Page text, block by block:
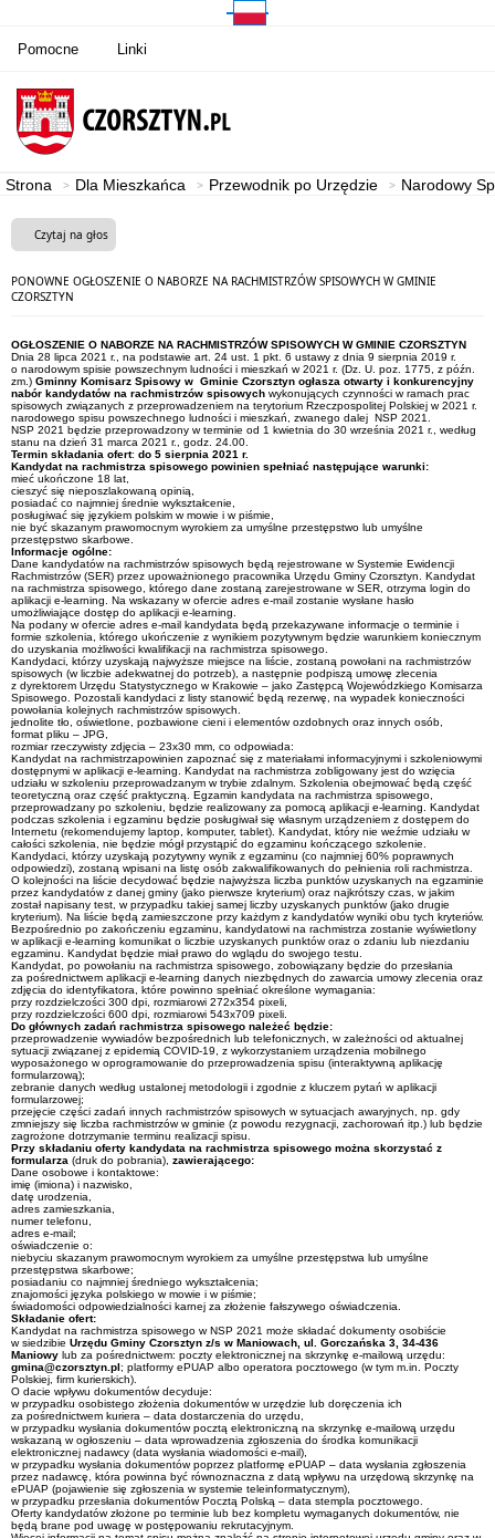
Pomocne Linki
Strona Dla Mieszkańca Przewodnik po Urzędzie Narodowy
Czytaj na głos
PONOWNE OGŁOSZENIE O NABORZE NA RACHMISTRZÓW SPISOWYCH W GMINIE
CZORSZTYN
OGŁOSZENIE O NABORZE NA RACHMISTRZÓW SPISOWYCH W GMINIE CZORSZTYN
Dnia 28 lipca 2021 r., na podstawie art. 24 ust. 1 pkt. 6 ustawy z dnia 9 sierpnia 2019 r.
o narodowym spisie powszechnym ludności i mieszkań w 2021 r. (Dz. U. poz. 1775, z późn.
zm.) Gminny Komisarz Spisowy w Gminie Czorsztyn ogłasza otwarty i konkurencyjny
nabór kandydatów na rachmistrzów spisowych wykonujących czynności w ramach prac
spisowych związanych z przeprowadzeniem na terytorium Rzeczpospolitej Polskiej w 2021 r.
narodowego spisu powszechnego ludności i mieszkań, zwanego dalej NSP 2021.
NSP 2021 będzie przeprowadzony w terminie od 1 kwietnia do 30 września 2021 r., według
stanu na dzień 31 marca 2021 r., godz. 24.00.
Termin składania ofert: do 5 sierpnia 2021 r.
Kandydat na rachmistrza spisowego powinien spełniać następujące warunki:
mieć ukończone 18 lat,
cieszyć się nieposzlakowaną opinią,
posiadać co najmniej średnie wykształcenie,
posługiwać się językiem polskim w mowie i w piśmie,
nie być skazanym prawomocnym wyrokiem za umyślne przestępstwo lub umyślne
przestępstwo skarbowe.
Informacje ogólne:
Dane kandydatów na rachmistrzów spisowych będą rejestrowane w Systemie Ewidencji
Rachmistrzów (SER) przez upoważnionego pracownika Urzędu Gminy Czorsztyn. Kandydat
na rachmistrza spisowego, którego dane zostaną zarejestrowane w SER, otrzyma login do
aplikacji e-learning. Na wskazany w ofercie adres e-mail zostanie wysłane hasło
umożliwiające dostęp do aplikacji e-learning.
Na podany w ofercie adres e-mail kandydata będą przekazywane informacje o terminie i
formie szkolenia, którego ukończenie z wynikiem pozytywnym będzie warunkiem koniecznym
do uzyskania możliwości kwalifikacji na rachmistrza spisowego.
Kandydaci, którzy uzyskają najwyższe miejsce na liście, zostaną powołani na rachmistrzów
spisowych (w liczbie adekwatnej do potrzeb), a następnie podpiszą umowę zlecenia
z dyrektorem Urzędu Statystycznego w Krakowie – jako Zastępcą Wojewódzkiego Komisarza
Spisowego. Pozostali kandydaci z listy stanowić będą rezerwę, na wypadek konieczności
powołania kolejnych rachmistrzów spisowych.
jednolite tło, oświetlone, pozbawione cieni i elementów ozdobnych oraz innych osób,
format pliku – JPG,
rozmiar rzeczywisty zdjęcia – 23x30 mm, co odpowiada:
Kandydat na rachmistrzapowinien zapoznać się z materiałami informacyjnymi i szkoleniowymi
dostępnymi w aplikacji e-learning. Kandydat na rachmistrza zobligowany jest do wzięcia
udziału w szkoleniu przeprowadzanym w trybie zdalnym. Szkolenia obejmować będą część
teoretyczną oraz część praktyczną. Egzamin kandydata na rachmistrza spisowego,
przeprowadzany po szkoleniu, będzie realizowany za pomocą aplikacji e-learning. Kandydat
podczas szkolenia i egzaminu będzie posługiwał się własnym urządzeniem z dostępem do
Internetu (rekomendujemy laptop, komputer, tablet). Kandydat, który nie weźmie udziału w
całości szkolenia, nie będzie mógł przystąpić do egzaminu kończącego szkolenie.
Kandydaci, którzy uzyskają pozytywny wynik z egzaminu (co najmniej 60% poprawnych
odpowiedzi), zostaną wpisani na listę osób zakwalifikowanych do pełnienia roli rachmistrza.
O kolejności na liście decydować będzie najwyższa liczba punktów uzyskanych na egzaminie
przez kandydatów z danej gminy (jako pierwsze kryterium) oraz najkrótszy czas, w jakim
został napisany test, w przypadku takiej samej liczby uzyskanych punktów (jako drugie
kryterium). Na liście będą zamieszczone przy każdym z kandydatów wyniki obu tych kryteriów.
Bezpośrednio po zakończeniu egzaminu, kandydatowi na rachmistrza zostanie wyświetlony
w aplikacji e-learning komunikat o liczbie uzyskanych punktów oraz o zdaniu lub niezdaniu
egzaminu. Kandydat będzie miał prawo do wglądu do swojego testu.
Kandydat, po powołaniu na rachmistrza spisowego, zobowiązany będzie do przesłania
za pośrednictwem aplikacji e-learning danych niezbędnych do zawarcia umowy zlecenia oraz
zdjęcia do identyfikatora, które powinno spełniać określone wymagania:
przy rozdzielczości 300 dpi, rozmiarowi 272x354 pixeli,
przy rozdzielczości 600 dpi, rozmiarowi 543x709 pixeli.
Do głównych zadań rachmistrza spisowego należeć będzie:
przeprowadzenie wywiadów bezpośrednich lub telefonicznych, w zależności od aktualnej
sytuacji związanej z epidemią COVID-19, z wykorzystaniem urządzenia mobilnego
wyposażonego w oprogramowanie do przeprowadzenia spisu (interaktywną aplikację
formularzową);
zebranie danych według ustalonej metodologii i zgodnie z kluczem pytań w aplikacji
formularzowej;
przejęcie części zadań innych rachmistrzów spisowych w sytuacjach awaryjnych, np. gdy
zmniejszy się liczba rachmistrzów w gminie (z powodu rezygnacji, zachorowań itp.) lub będzie
zagrożone dotrzymanie terminu realizacji spisu.
Przy składaniu oferty kandydata na rachmistrza spisowego można skorzystać z
formularza (druk do pobrania), zawierającego:
Dane osobowe i kontaktowe:
imię (imiona) i nazwisko,
datę urodzenia,
adres zamieszkania,
numer telefonu,
adres e-mail;
oświadczenie o:
niebyciu skazanym prawomocnym wyrokiem za umyślne przestępstwa lub umyślne
przestępstwa skarbowe;
posiadaniu co najmniej średniego wykształcenia;
znajomości języka polskiego w mowie i w piśmie;
świadomości odpowiedzialności karnej za złożenie fałszywego oświadczenia.
Składanie ofert:
Kandydat na rachmistrza spisowego w NSP 2021 może składać dokumenty osobiście
w siedzibie Urzędu Gminy Czorsztyn z/s w Maniowach, ul. Gorczańska 3, 34-436
Maniowy lub za pośrednictwem: poczty elektronicznej na skrzynkę e-mailową urzędu:
gmina@czorsztyn.pl; platformy ePUAP albo operatora pocztowego (w tym m.in. Poczty
Polskiej, firm kurierskich).
O dacie wpływu dokumentów decyduje:
w przypadku osobistego złożenia dokumentów w urzędzie lub doręczenia ich
za pośrednictwem kuriera – data dostarczenia do urzędu,
w przypadku wysłania dokumentów pocztą elektroniczną na skrzynkę e-mailową urzędu
wskazaną w ogłoszeniu – data wprowadzenia zgłoszenia do środka komunikacji
elektronicznej nadawcy (data wysłania wiadomości e-mail),
w przypadku wysłania dokumentów poprzez platformę ePUAP – data wysłania zgłoszenia
przez nadawcę, która powinna być równoznaczna z datą wpływu na urzędową skrzynkę na
ePUAP (pojawienie się zgłoszenia w systemie teleinformatycznym),
w przypadku przesłania dokumentów Pocztą Polską – data stempla pocztowego.
Oferty kandydatów złożone po terminie lub bez kompletu wymaganych dokumentów, nie
będą brane pod uwagę w postępowaniu rekrutacyjnym.